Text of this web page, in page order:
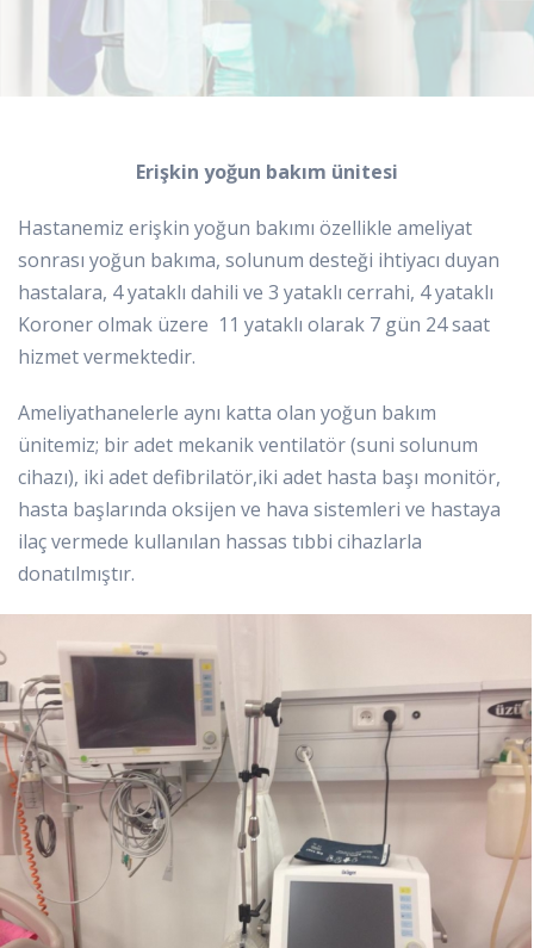
Erişkin yoğun bakım ünitesi
Hastanemiz erişkin yoğun bakımı özellikle ameliyat
sonrası yoğun bakıma, solunum desteği ihtiyacı duyan
hastalara, 4 yataklı dahili ve 3 yataklı cerrahi, 4 yataklı
Koroner olmak üzere 11 yataklı olarak 7 gün 24 saat
hizmet vermektedir.
Ameliyathanelerle aynı katta olan yoğun bakım
ünitemiz; bir adet mekanik ventilatör (suni solunum
cihazı), iki adet defibrilatör,iki adet hasta başı monitör,
hasta başlarında oksijen ve hava sistemleri ve hastaya
ilaç vermede kullanılan hassas tıbbi cihazlarla
donatılmıştır.